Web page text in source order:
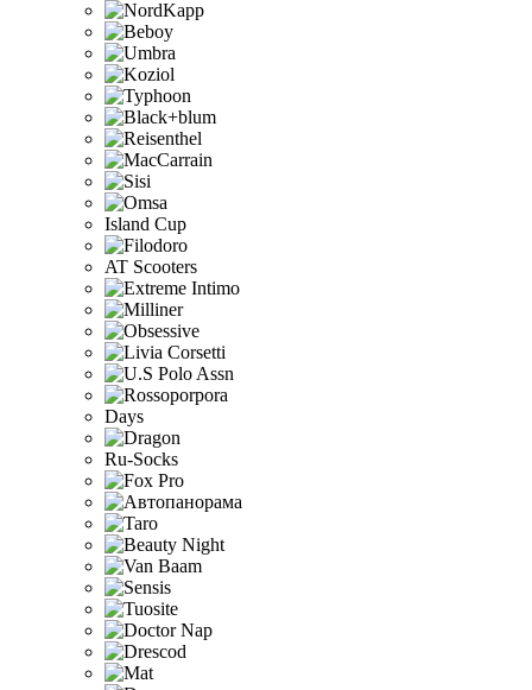
Island Cup
AT Scooters
Days
Ru-Socks